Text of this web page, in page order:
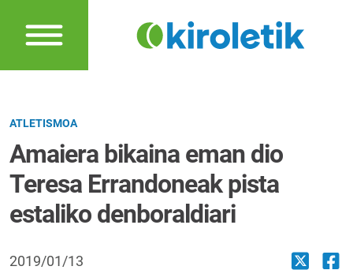
ATLETISMOA
Amaiera bikaina eman dio
Teresa Errandoneak pista
estaliko denboraldiari
2019/01/13